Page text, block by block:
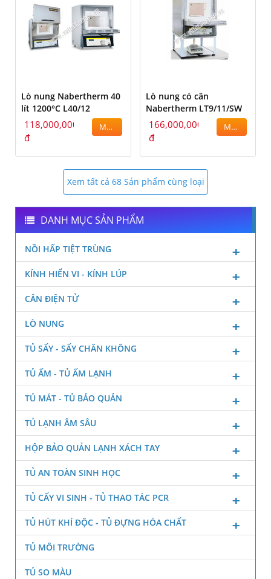
Lò nung Nabertherm 40
lít 1200°C L40/12
118,000,000
đ
MUA
Lò nung có cân
Nabertherm LT9/11/SW
166,000,000
đ
MUA
Xem tất cả 68 Sản phẩm cùng loại
DANH MỤC SẢN PHẨM
NỒI HẤP TIỆT TRÙNG
KÍNH HIỂN VI - KÍNH LÚP
CÂN ĐIỆN TỬ
LÒ NUNG
TỦ SẤY - SẤY CHÂN KHÔNG
TỦ ẤM - TỦ ẤM LẠNH
TỦ MÁT - TỦ BẢO QUẢN
TỦ LẠNH ÂM SÂU
HỘP BẢO QUẢN LẠNH XÁCH TAY
TỦ AN TOÀN SINH HỌC
TỦ CẤY VI SINH - TỦ THAO TÁC PCR
TỦ HÚT KHÍ ĐỘC - TỦ ĐỰNG HÓA CHẤT
TỦ MÔI TRƯỜNG
TỦ SO MÀU